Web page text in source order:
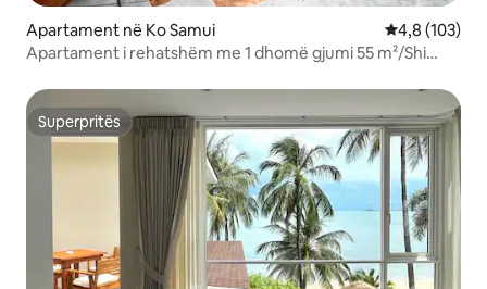
Apartament në Ko Samui Vlerësimi
4,8 (103)
Apartament i rehatshëm me 1 dhomë gjumi 55 m²/Shi
Superpritës
Superpritës